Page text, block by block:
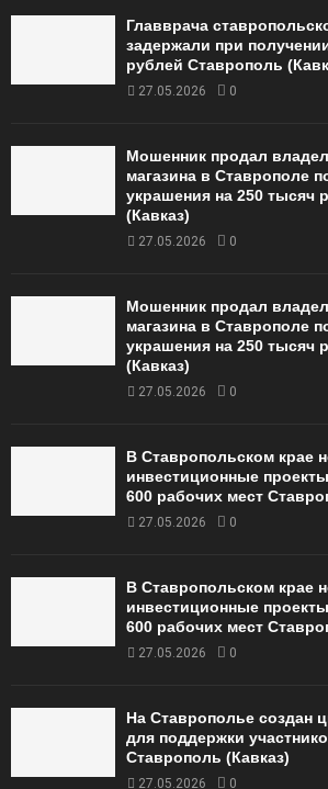
Главврача
задержали при
рублей Ставрополь
27.05.2026 0
Мошенник продал
магазина в Ставрополе
украшения на 250 тысяч
(Кавказ)
27.05.2026 0
Мошенник продал
магазина в Ставрополе
украшения на 250 тысяч
(Кавказ)
27.05.2026 0
В Ставропольском крае
инвестиционные
600 рабочих мест
27.05.2026 0
В Ставропольском крае
инвестиционные
600 рабочих мест
27.05.2026 0
На Ставрополье создан
для поддержки
Ставрополь (Кавказ)
27.05.2026 0